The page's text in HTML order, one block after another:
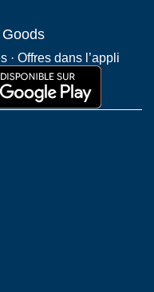
· Offres dans l’appli